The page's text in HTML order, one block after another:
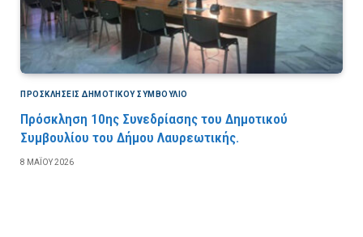
ΠΡΟΣΚΛΉΣΕΙΣ ΔΗΜΟΤΙΚΟΎ ΣΥΜΒΟΎΛΙΟ
Πρόσκληση 10ης Συνεδρίασης του Δημοτικού
Συμβουλίου του Δήμου Λαυρεωτικής.
8 ΜΑΪ́ΟΥ 2026